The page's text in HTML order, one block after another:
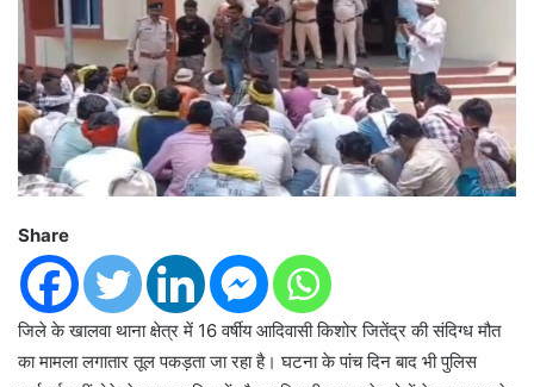
Share
जिले के खालवा थाना क्षेत्र में 16 वर्षीय आदिवासी किशोर जितेंद्र की संदिग्ध मौत
का मामला लगातार तूल पकड़ता जा रहा है। घटना के पांच दिन बाद भी पुलिस